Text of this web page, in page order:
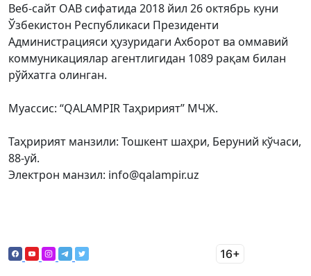
Веб-сайт ОАВ сифатида 2018 йил 26 октябрь куни
Ўзбекистон Республикаси Президенти
Администрацияси ҳузуридаги Ахборот ва оммавий
коммуникациялар агентлигидан 1089 рақам билан
рўйхатга олинган.
Муассис: “QALAMPIR Таҳририят” МЧЖ.
Таҳририят манзили: Тошкент шаҳри, Беруний кўчаси,
88-уй.
Электрон манзил: info@qalampir.uz